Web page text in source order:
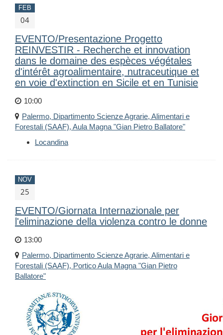
FEB
04
EVENTO/Presentazione Progetto
REINVESTIR - Recherche et innovation
dans le domaine des espèces végétales
d'intérêt agroalimentaire, nutraceutique et
en voie d'extinction en Sicile et en Tunisie
10:00
Palermo, Dipartimento Scienze Agrarie, Alimentari e
Forestali (SAAF), Aula Magna "Gian Pietro Ballatore"
Locandina
NOV
25
EVENTO/Giornata Internazionale per
l'eliminazione della violenza contro le donne
13:00
Palermo, Dipartimento Scienze Agrarie, Alimentari e
Forestali (SAAF), Portico Aula Magna "Gian Pietro
Ballatore"